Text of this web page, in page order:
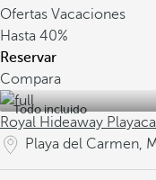
Ofertas Vacaciones
Hasta 40%
Reservar
Compara
Todo incluido
Royal Hideaway
Playa del Carmen,